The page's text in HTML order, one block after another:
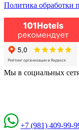
Политика обработки
Мы в социальных
+7 (981) 409-99-